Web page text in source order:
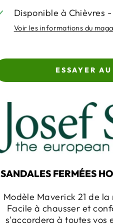
Disponible à Chièvres -
Voir les informations du
ESSAYER
SANDALES FERMÉES
Modèle Maverick 21 de la
Facile à chausser et
s'accordera à toutes vos